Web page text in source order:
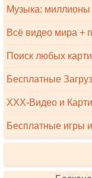
Музыка: миллионы
Всё видео мира +
Поиск любых
Бесплатные
XXX-Видео и
Бесплатные игры